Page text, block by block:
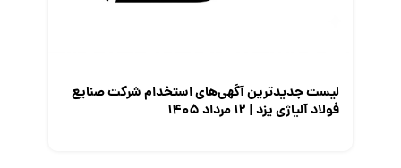
لیست جدیدترین آگهی‌های استخدام شرکت صنایع
فولاد آلیاژی یزد | ۱۲ مرداد ۱۴۰۵